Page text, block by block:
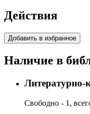
Действия
Добавить в избранное
Наличие в
Литературно-
Свободно - 1,